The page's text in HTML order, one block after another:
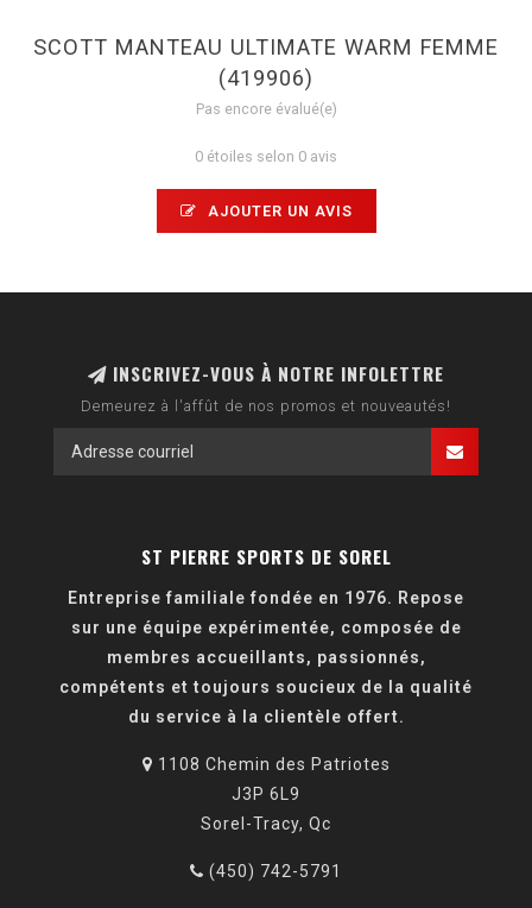
SCOTT MANTEAU ULTIMATE WARM FEMME
(419906)
Pas encore évalué(e)
0 étoiles selon 0 avis
AJOUTER UN AVIS
INSCRIVEZ-VOUS À NOTRE INFOLETTRE
Demeurez à l'affût de nos promos et nouveautés!
ST PIERRE SPORTS DE SOREL
Entreprise familiale fondée en 1976. Repose
sur une équipe expérimentée, composée de
membres accueillants, passionnés,
compétents et toujours soucieux de la qualité
du service à la clientèle offert.
1108 Chemin des Patriotes
J3P 6L9
Sorel-Tracy, Qc
(450) 742-5791